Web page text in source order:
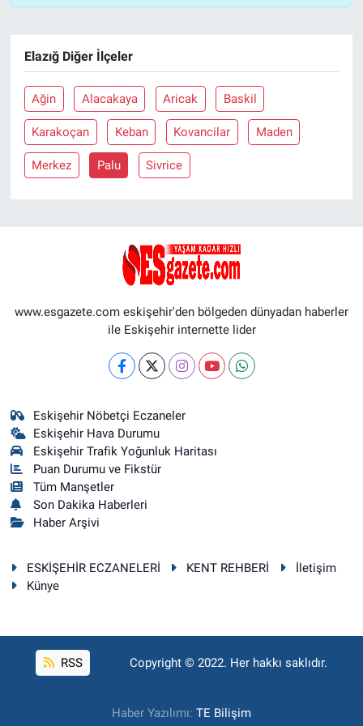
Elazığ Diğer İlçeler
Ağin Alacakaya Aricak Baskil
Karakoçan Keban Kovancilar Maden
Merkez Palu Sivrice
www.esgazete.com eskişehir'den bölgeden dünyadan haberler
ile Eskişehir internette lider
Eskişehir Nöbetçi Eczaneler
Eskişehir Hava Durumu
Eskişehir Trafik Yoğunluk Haritası
Puan Durumu ve Fikstür
Tüm Manşetler
Son Dakika Haberleri
Haber Arşivi
ESKİŞEHİR ECZANELERİ KENT REHBERİ
İletişim
Künye
RSS Copyright © 2022. Her hakkı saklıdır.
Haber Yazılımı: TE Bilişim